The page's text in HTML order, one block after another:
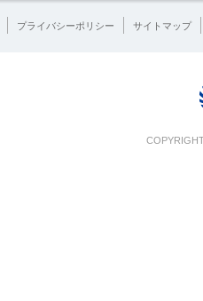
プライバシーポリシー サイトマップ